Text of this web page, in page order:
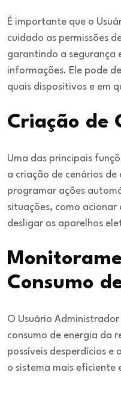
É importante que o
cuidado as permissões
garantindo a segurança
informações. Ele pode
quais dispositivos e em
Criação de
Uma das principais
a criação de cenários
programar ações
situações, como
desligar os aparelhos
Consumo
O Usuário
consumo de energia da
possíveis desperdícios
o sistema mais eficiente